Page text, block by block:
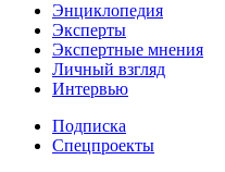
Энциклопедия
Эксперты
Экспертные мнения
Личный взгляд
Интервью
Подписка
Спецпроекты